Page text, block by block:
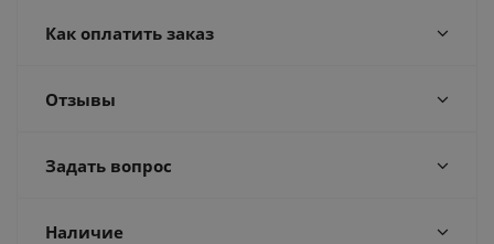
Как оплатить заказ
Отзывы
Задать вопрос
Наличие